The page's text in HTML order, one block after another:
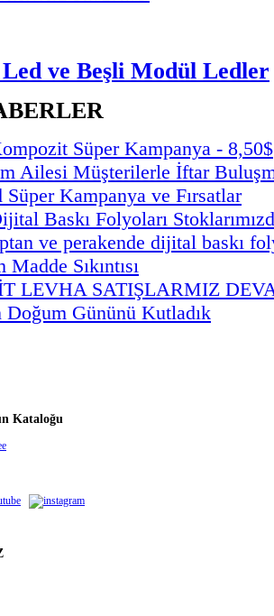
ve Beşli Modül Ledler
Süper Kampanya - 8,50$
Ailesi Müşterilerle İftar
Kampanya ve Fırsatlar
Baskı Folyoları
ve perakende dijital baskı
Sıkıntısı
LEVHA SATIŞLARMIZ
Gününü Kutladık
Kataloğu